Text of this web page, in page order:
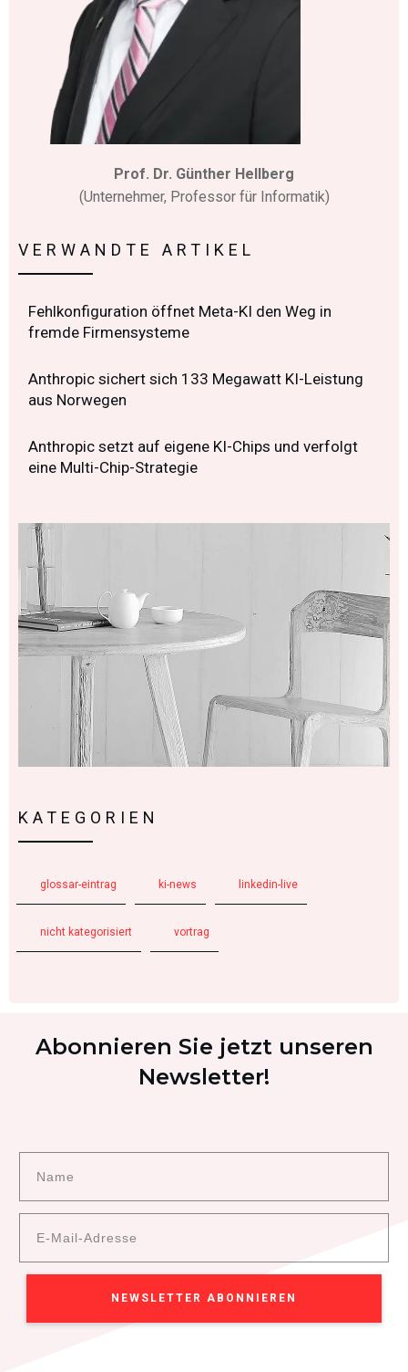
Prof. Dr. Günther Hellberg
(Unternehmer, Professor für Informatik)
VERWANDTE ARTIKEL
Fehlkonfiguration öffnet Meta-KI den Weg in
fremde Firmensysteme
Anthropic sichert sich 133 Megawatt KI-Leistung
aus Norwegen
Anthropic setzt auf eigene KI-Chips und verfolgt
eine Multi-Chip-Strategie
KATEGORIEN
glossar-eintrag ki-news linkedin-live
nicht kategorisiert vortrag
Abonnieren Sie jetzt unseren
Newsletter!
NEWSLETTER ABONNIEREN